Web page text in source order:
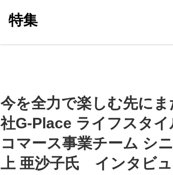
特集
今を全力で楽しむ先に
社G-Place ライフスタ
コマース事業チーム シ
上 亜沙子氏 インタビ